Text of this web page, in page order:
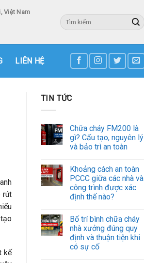
Việt Nam
Tìm
kiếm:
LIÊN HỆ
rút
kế
TIN TỨC
Chữa cháy FM200 là
gì? Cấu tạo, nguyên lý
và bảo trì an toàn
Khoảng cách an toàn
PCCC giữa các nhà và
công trình được xác
định thế nào?
Bố trí bình chữa cháy
nhà xưởng đúng quy
định và thuận tiện khi
có sự cố